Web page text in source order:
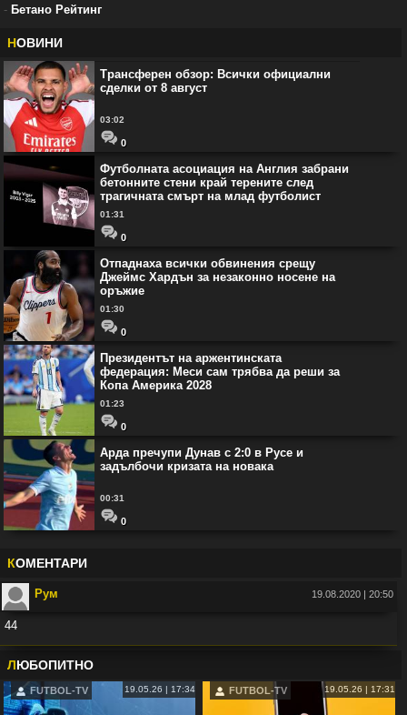
- Бетано Рейтинг
НОВИНИ
Трансферен обзор: Всички официални
сделки от 8 август
03:02
0
Футболната асоциация на Англия забрани
бетонните стени край терените след
трагичната смърт на млад футболист
01:31
0
Отпаднаха всички обвинения срещу
Джеймс Хардън за незаконно носене на
оръжие
01:30
0
Президентът на аржентинската
федерация: Меси сам трябва да реши за
Копа Америка 2028
01:23
0
Арда пречупи Дунав с 2:0 в Русе и
задълбочи кризата на новака
00:31
0
КОМЕНТАРИ
Рум 19.08.2020 | 20:50
44
Във: Рио Фърдинанд: Джуд Белингам ще спечели Златната топка
ЛЮБОПИТНО
FUTBOL-TV 19.05.26 | 17:34 FUTBOL-TV 19.05.26 | 17:31